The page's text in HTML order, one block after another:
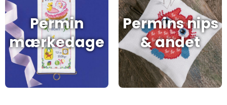
Permin
mærkedage
Permins nips
& andet